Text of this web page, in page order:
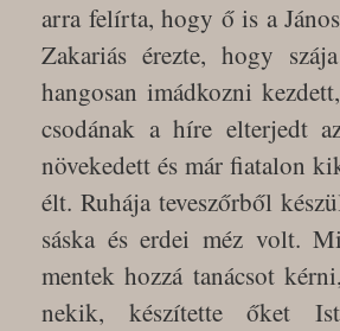
arra felírta, hogy ő is a
Zakariás érezte, hogy
hangosan imádkozni
csodának a híre elterjedt
növekedett és már fiatalon
élt. Ruhája teveszőrből
sáska és erdei méz volt.
mentek hozzá tanácsot
nekik, készítette őket